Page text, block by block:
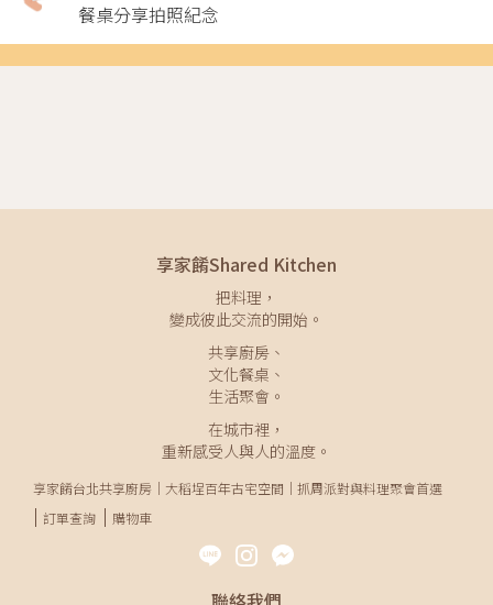
餐桌分享拍照紀念
享家餚Shared Kitchen
把料理，
變成彼此交流的開始。
共享廚房、
文化餐桌、
生活聚會。
在城市裡，
重新感受人與人的溫度。
享家餚台北共享廚房｜大稻埕百年古宅空間｜抓周派對與料理聚會首選
訂單查詢
購物車